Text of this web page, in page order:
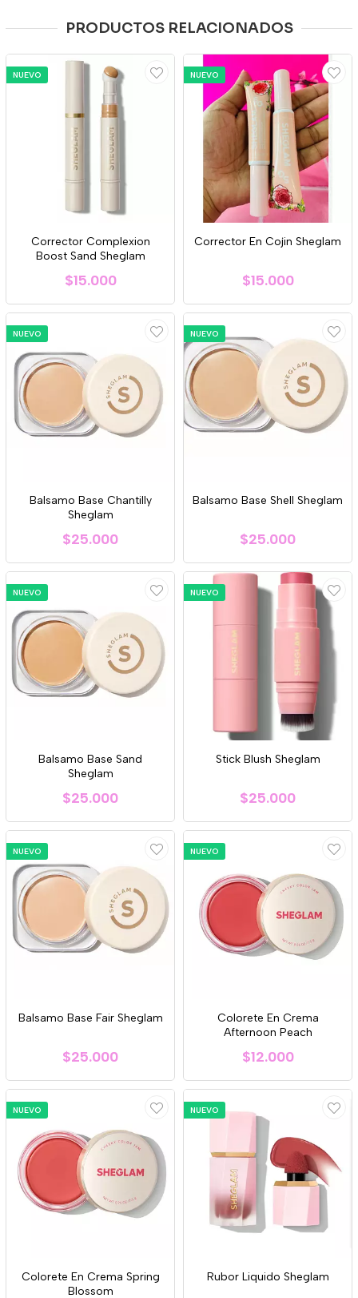
PRODUCTOS RELACIONADOS
NUEVO
Corrector Complexion
Boost Sand Sheglam
$15.000
NUEVO
Corrector En Cojin Sheglam
$15.000
NUEVO
Balsamo Base Chantilly
Sheglam
$25.000
NUEVO
Balsamo Base Shell Sheglam
$25.000
NUEVO
Balsamo Base Sand
Sheglam
$25.000
NUEVO
Stick Blush Sheglam
$25.000
NUEVO
Balsamo Base Fair Sheglam
$25.000
NUEVO
Colorete En Crema
Afternoon Peach
$12.000
NUEVO
Colorete En Crema Spring
Blossom
NUEVO
Rubor Liquido Sheglam